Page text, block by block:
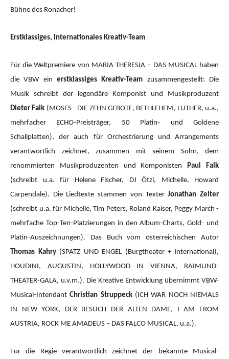
Bühne des Ronacher!
Erstklassiges, internationales Kreativ-Team
Für die Weltpremiere von MARIA THERESIA – DAS MUSICAL haben
die VBW ein erstklassiges Kreativ-Team zusammengestellt: Die
Musik schreibt der legendäre Komponist und Musikproduzent
Dieter Falk (MOSES - DIE ZEHN GEBOTE, BETHLEHEM, LUTHER, u.a.,
mehrfacher ECHO-Preisträger, 50 Platin- und Goldene
Schallplatten), der auch für Orchestrierung und Arrangements
verantwortlich zeichnet, zusammen mit seinem Sohn, dem
renommierten Musikproduzenten und KomponistenPaul Falk
(schreibt u.a. für Helene Fischer, DJ Ötzi, Michelle, Howard
Carpendale). Die Liedtexte stammen von TexterJonathan Zelter
(schreibt u.a. für Michelle, Tim Peters, Roland Kaiser, Peggy March -
mehrfache Top-Ten-Platzierungen in den Album-Charts, Gold- und
Platin-Auszeichnungen). Das Buch vom österreichischen Autor
Thomas Kahry(SPATZ UND ENGEL (Burgtheater + international),
HOUDINI, AUGUSTIN, HOLLYWOOD IN VIENNA, RAIMUND-
THEATER-GALA, u.v.m.). Die Kreative Entwicklung übernimmt VBW-
Musical-IntendantChristian Struppeck(ICH WAR NOCH NIEMALS
IN NEW YORK, DER BESUCH DER ALTEN DAME, I AM FROM
AUSTRIA, ROCK ME AMADEUS – DAS FALCO MUSICAL, u.a.).
Für die Regie verantwortlich zeichnet der bekannte Musical-